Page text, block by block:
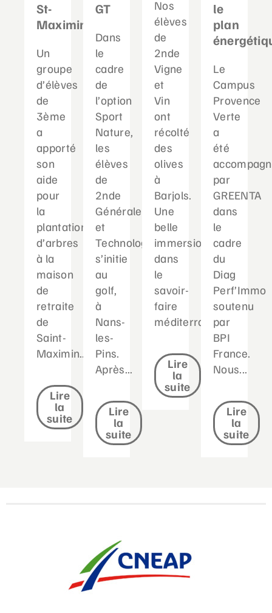
St-
Maximin
Un
groupe
d’élèves
de
3ème
a
apporté
son
aide
pour
la
plantation
d’arbres
à la
maison
de
retraite
de
Saint-
Maximin....
Lire
la
suite
GT
Dans
le
cadre
de
l’option
Sport
Nature,
les
élèves
de
2nde
Générale
et
Technologique
s’initie
au
golf,
à
Nans-
les-
Pins.
Après...
Lire
la
suite
Nos
élèves
de
2nde
Vigne
et
Vin
ont
récolté
des
olives
à
Barjols.
Une
belle
immersion
dans
le
savoir-
faire
méditerranéen...
Lire
la
suite
le
plan
Le
Campus
Provence
Verte
a
été
par
GREENTA
dans
le
cadre
du
Diag
Perf’Immo
soutenu
par
BPI
France.
Nous...
Lire
la
suite